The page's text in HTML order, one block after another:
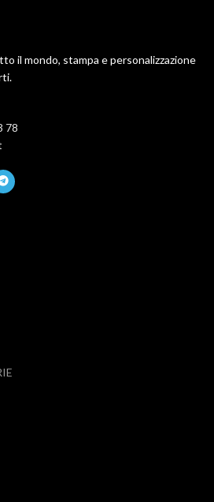
il mondo, stampa e personalizzazione
78